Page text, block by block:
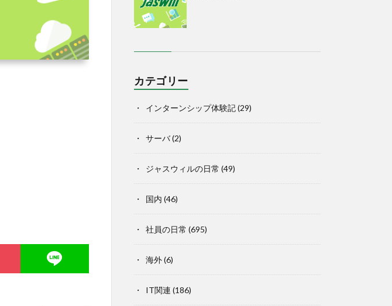
カテゴリー
インターンシップ体験記(29)
サーバ(2)
ジャスウィルの日常 (49)
国内 (46)
社員の日常 (695)
海外(6)
IT関連 (186)